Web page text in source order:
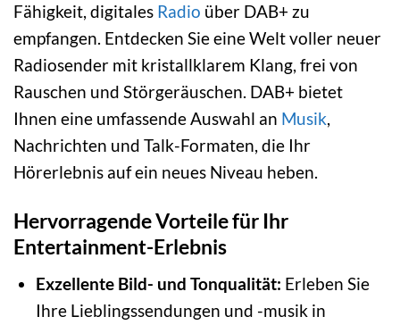
Fähigkeit, digitales Radio über DAB+ zu
empfangen. Entdecken Sie eine Welt voller neuer
Radiosender mit kristallklarem Klang, frei von
Rauschen und Störgeräuschen. DAB+ bietet
Ihnen eine umfassende Auswahl an Musik,
Nachrichten und Talk-Formaten, die Ihr
Hörerlebnis auf ein neues Niveau heben.
Hervorragende Vorteile für Ihr
Entertainment-Erlebnis
Exzellente Bild- und Tonqualität: Erleben Sie
Ihre Lieblingssendungen und -musik in